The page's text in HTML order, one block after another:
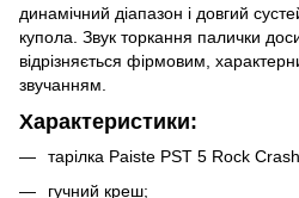
динамічний діапазон і довгий
купола. Звук торкання палички
відрізняється фірмовим,
звучанням.
Характеристики:
тарілка Paiste PST 5 Rock
гучний креш;